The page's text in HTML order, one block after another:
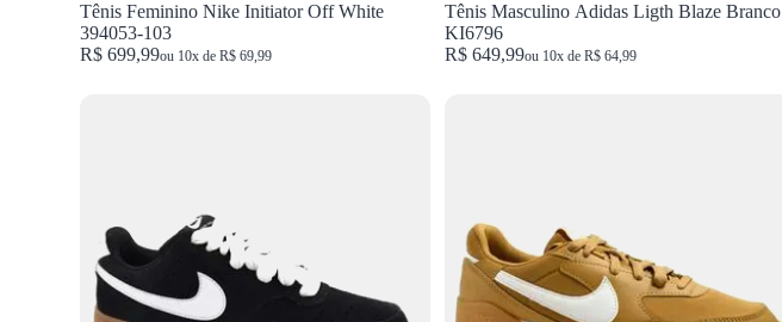
Tênis Feminino Nike Initiator Off White
394053-103
R$ 699,99ou 10x de R$ 69,99
Tênis Masculino Adidas Ligth Blaze Branco
KI6796
R$ 649,99ou 10x de R$ 64,99